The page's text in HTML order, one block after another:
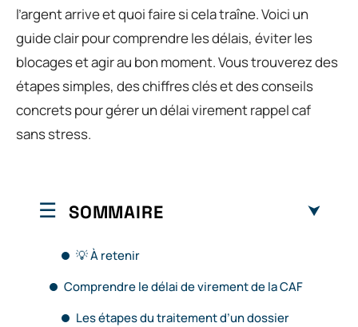
l’argent arrive et quoi faire si cela traîne. Voici un
guide clair pour comprendre les délais, éviter les
blocages et agir au bon moment. Vous trouverez des
étapes simples, des chiffres clés et des conseils
concrets pour gérer un délai virement rappel caf
sans stress.
SOMMAIRE
💡 À retenir
Comprendre le délai de virement de la CAF
Les étapes du traitement d’un dossier